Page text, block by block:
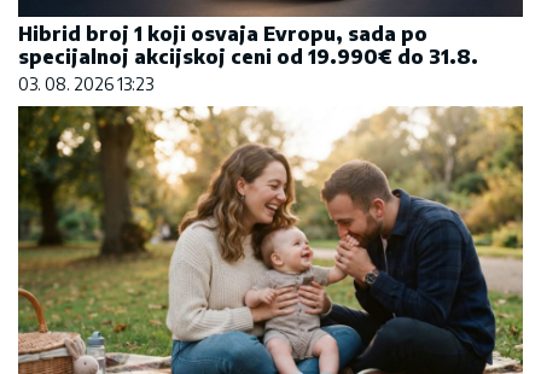
Hibrid broj 1 koji osvaja Evropu, sada po
specijalnoj akcijskoj ceni od 19.990€ do 31.8.
03. 08. 2026 13:23